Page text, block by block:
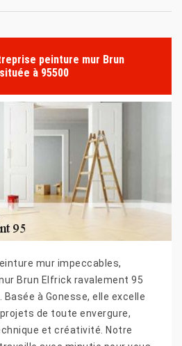
peinture mur Brun
à 95500
mur impeccables,
Brun Elfrick ravalement 95
à Gonesse, elle excelle
de toute envergure,
et créativité. Notre